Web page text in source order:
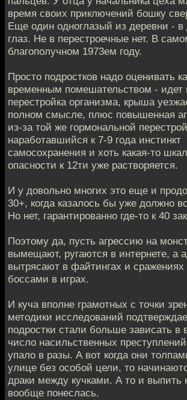
время своих приключений бошку
Еще один одноглазый из деревни - в
глаз. Не в перестроечные нет. В
благополучном 1973ем году.
Просто подростков надо оценивать
временным помешательством - идет
перестройка организма, крыша
полном смысле, плюс повышенная
из-за той же гормональной
наработавшийся к 7-9 года инстинкт
самосохранения и хоть какая-то
опасности к 12ти уже растворяется.
И у довольно многих это еще и
30+, когда казалось бы уже должно
Но нет, гарантированно где-то к 40
Поэтому да, пусть агрессию на
вымещают, ругаются в интернете, а
вытрясают в файтингах и
боссами в играх.
И куча вполне грамотных с точки
методики исследований
подростки стали больше зависать в
число насильственных
упало в разы. А вот когда они
улице без особой цели, то
драки между кучками. А то и выпить
вообще понеслась.